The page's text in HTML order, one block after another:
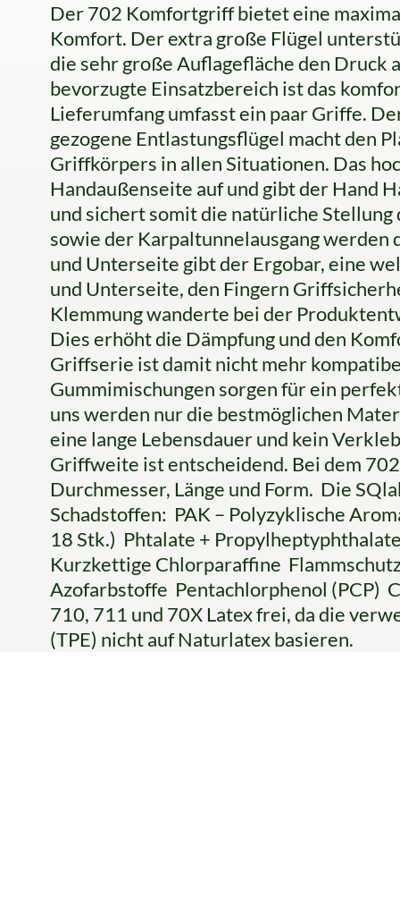
Der 702 Komfortgriff bietet eine
Komfort. Der extra große Flügel
die sehr große Auflagefläche den Druck
bevorzugte Einsatzbereich ist das
Lieferumfang umfasst ein paar Griffe.
gezogene Entlastungsflügel macht den
Griffkörpers in allen Situationen. Das
Handaußenseite auf und gibt der Hand
und sichert somit die natürliche
sowie der Karpaltunnelausgang
und Unterseite gibt der Ergobar, eine
und Unterseite, den Fingern
Klemmung wanderte bei der
Dies erhöht die Dämpfung und den
Griffserie ist damit nicht mehr
Gummimischungen sorgen für ein
uns werden nur die bestmöglichen
eine lange Lebensdauer und kein
Griffweite ist entscheidend. Bei dem
Durchmesser, Länge und Form. Die
Schadstoffen: PAK – Polyzyklische
18 Stk.) Phtalate +
Kurzkettige Chlorparaffine
Azofarbstoffe Pentachlorphenol (PCP)
710, 711 und 70X Latex frei, da die
(TPE) nicht auf Naturlatex basieren.